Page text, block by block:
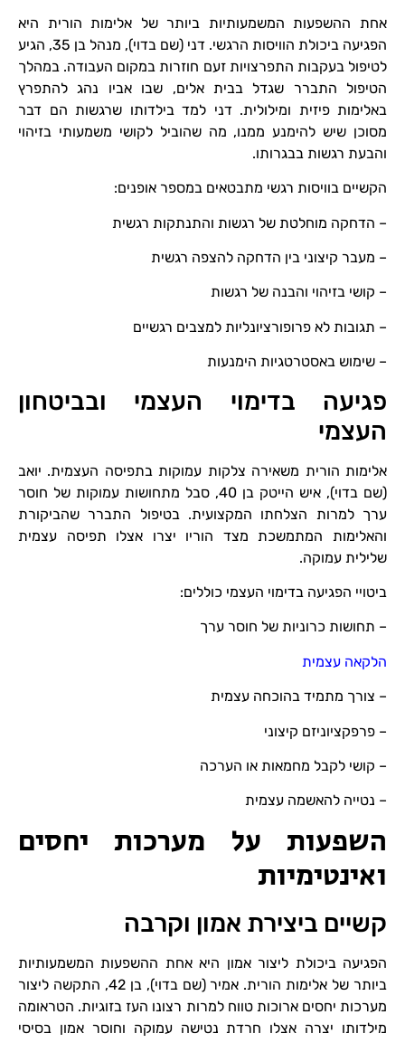
אחת ההשפעות המשמעותיות ביותר של אלימות הורית היא
הפגיעה ביכולת הוויסות הרגשי. דני (שם בדוי), מנהל בן 35, הגיע
לטיפול בעקבות התפרצויות זעם חוזרות במקום העבודה. במהלך
הטיפול התברר שגדל בבית אלים, שבו אביו נהג להתפרץ
באלימות פיזית ומילולית. דני למד בילדותו שרגשות הם דבר
מסוכן שיש להימנע ממנו, מה שהוביל לקושי משמעותי בזיהוי
והבעת רגשות בבגרותו.
הקשיים בוויסות רגשי מתבטאים במספר אופנים:
– הדחקה מוחלטת של רגשות והתנתקות רגשית
– מעבר קיצוני בין הדחקה להצפה רגשית
– קושי בזיהוי והבנה של רגשות
– תגובות לא פרופורציונליות למצבים רגשיים
– שימוש באסטרטגיות הימנעות
פגיעה בדימוי העצמי ובביטחון
העצמי
אלימות הורית משאירה צלקות עמוקות בתפיסה העצמית. יואב
(שם בדוי), איש הייטק בן 40, סבל מתחושות עמוקות של חוסר
ערך למרות הצלחתו המקצועית. בטיפול התברר שהביקורת
והאלימות המתמשכת מצד הוריו יצרו אצלו תפיסה עצמית
שלילית עמוקה.
ביטויי הפגיעה בדימוי העצמי כוללים:
– תחושות כרוניות של חוסר ערך
הלקאה עצמית
– צורך מתמיד בהוכחה עצמית
– פרפקציוניזם קיצוני
– קושי לקבל מחמאות או הערכה
– נטייה להאשמה עצמית
השפעות על מערכות יחסים
ואינטימיות
קשיים ביצירת אמון וקרבה
הפגיעה ביכולת ליצור אמון היא אחת ההשפעות המשמעותיות
ביותר של אלימות הורית. אמיר (שם בדוי), בן 42, התקשה ליצור
מערכות יחסים ארוכות טווח למרות רצונו העז בזוגיות. הטראומה
מילדותו יצרה אצלו חרדת נטישה עמוקה וחוסר אמון בסיסי